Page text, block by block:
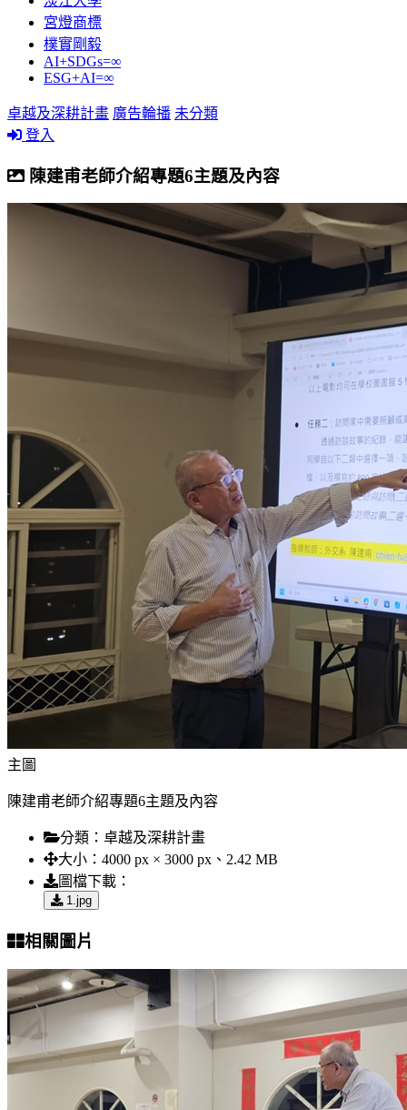
宮燈商標
樸實剛毅
AI+SDGs=∞
ESG+AI=∞
卓越及深耕計畫 廣告輪播 未分類
登入
陳建甫老師介紹專題6主題及內容
主圖
陳建甫老師介紹專題6主題及內容
分類： 卓越及深耕計畫
大小： 4000 px × 3000 px、2.42 MB
圖檔下載：
1.jpg
相關圖片